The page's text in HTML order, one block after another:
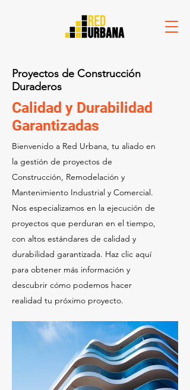
Proyectos de Construcción
Duraderos
Calidad y Durabilidad
Garantizadas
Bienvenido a Red Urbana, tu aliado en
la gestión de proyectos de
Construcción, Remodelación y
Mantenimiento Industrial y Comercial.
Nos especializamos en la ejecución de
proyectos que perduran en el tiempo,
con altos estándares de calidad y
durabilidad garantizada. Haz clic aquí
para obtener más información y
descubrir cómo podemos hacer
realidad tu próximo proyecto.